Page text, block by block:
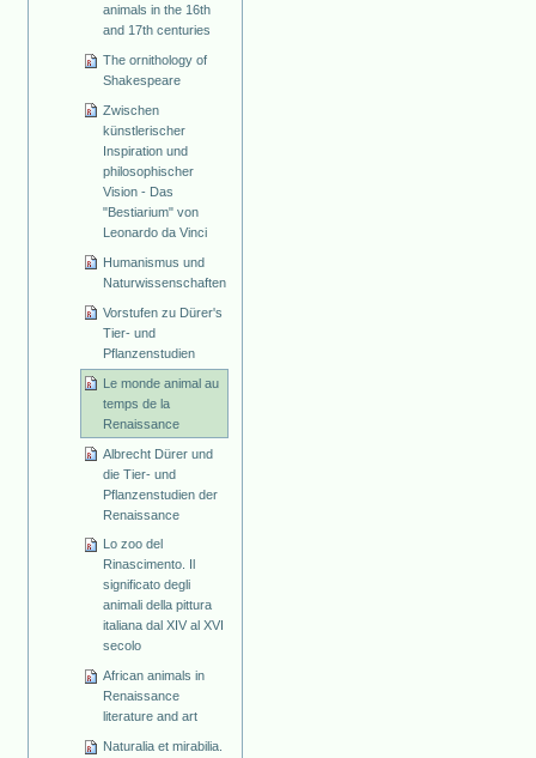
animals in the 16th
and 17th centuries
The ornithology of
Shakespeare
Zwischen
künstlerischer
Inspiration und
philosophischer
Vision - Das
"Bestiarium" von
Leonardo da Vinci
Humanismus und
Naturwissenschaften
Vorstufen zu Dürer's
Tier- und
Pflanzenstudien
Le monde animal au
temps de la
Renaissance
Albrecht Dürer und
die Tier- und
Pflanzenstudien der
Renaissance
Lo zoo del
Rinascimento. Il
significato degli
animali della pittura
italiana dal XIV al XVI
secolo
African animals in
Renaissance
literature and art
Naturalia et mirabilia.